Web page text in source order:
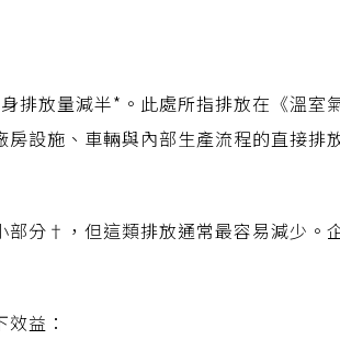
排放量減半*。此處所指排放在《溫室
房設施、車輛與內部生產流程的直接
分†，但這類排放通常最容易減少。
益：